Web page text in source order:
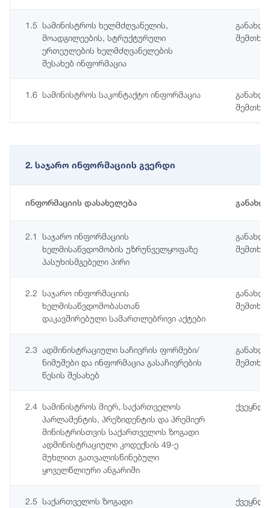
1.5 სამინისტროს ხელმძღვანელის,
მოადგილეების, სტრუქტურული
ერთეულების ხელმძღვანელების
შესახებ ინფორმაცია
1.6 სამინისტროს საკონტაქტო ინფორმაცია
2. საჯარო ინფორმაციის გვერდი
ინფორმაციის დასახელება
2.1
საჯარო ინფორმაციის
ხელმისაწვდომობის უზრუნველყოფაზე
პასუხისმგებელი პირი
2.2 საჯარო ინფორმაციის
ხელმისაწვდომობასთან
დაკავშირებული სამართლებრივი აქტები
2.3 ადმინისტრაციული საჩივრის ფორმები/
ნიმუშები და ინფორმაცია გასაჩივრების
წესის შესახებ
2.4 სამინისტროს მიერ, საქართველოს
პარლამენტის, პრეზიდენტის და პრემიერ
მინისტრისთვის საქართველოს ზოგადი
ადმინისტრაციული კოდექსის 49-ე
მუხლით გათვალისწინებული
ყოველწლიური ანგარიში
2.5 საქართველოს ზოგადი